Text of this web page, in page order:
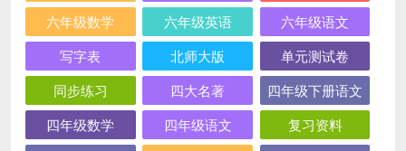
六年级数学
六年级英语
六年级语文
写字表
北师大版
单元测试卷
同步练习
四大名著
四年级下册语文
四年级数学
四年级语文
复习资料